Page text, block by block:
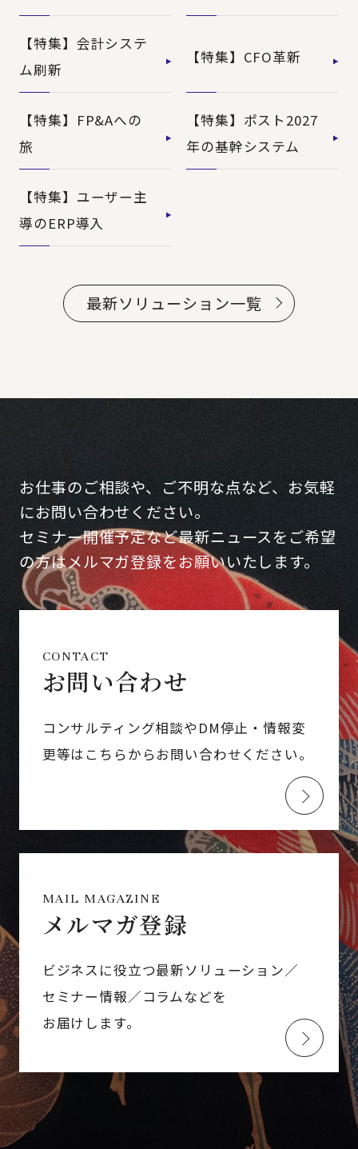
【特集】会計システ
ム刷新
【特集】CFO革新
【特集】FP&Aへの
旅
【特集】ポスト2027
年の基幹システム
【特集】ユーザー主
導のERP導入
最新ソリューション一覧
お仕事のご相談や、ご不明な点など、お気軽
にお問い合わせください。
セミナー開催予定など最新ニュースをご希望
の方はメルマガ登録をお願いいたします。
CONTACT
お問い合わせ
コンサルティング相談やDM停止・情報変
更等はこちらからお問い合わせください。
MAIL MAGAZINE
メルマガ登録
ビジネスに役立つ最新ソリューション／
セミナー情報／コラムなどを
お届けします。